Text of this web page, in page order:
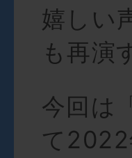
嬉しい
も再演
今回は
て